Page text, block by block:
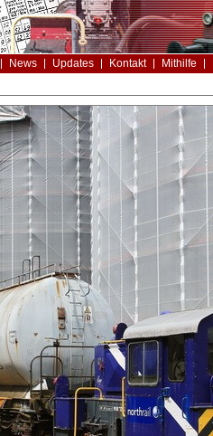
News Updates Kontakt Mithilfe